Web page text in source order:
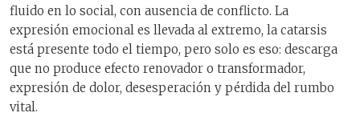
fluido en lo social, con ausencia de conflicto. La
expresión emocional es llevada al extremo, la catarsis
está presente todo el tiempo, pero solo es eso: descarga
que no produce efecto renovador o transformador,
expresión de dolor, desesperación y pérdida del rumbo
vital.